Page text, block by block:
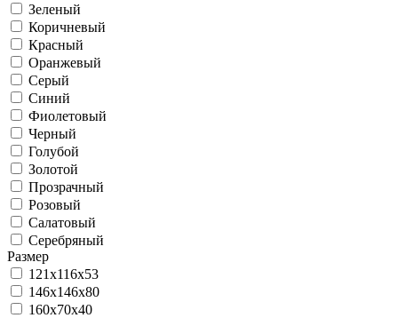
Зеленый
Коричневый
Красный
Оранжевый
Серый
Синий
Фиолетовый
Черный
Голубой
Золотой
Прозрачный
Розовый
Салатовый
Серебряный
Размер
121х116x53
146x146x80
160х70х40